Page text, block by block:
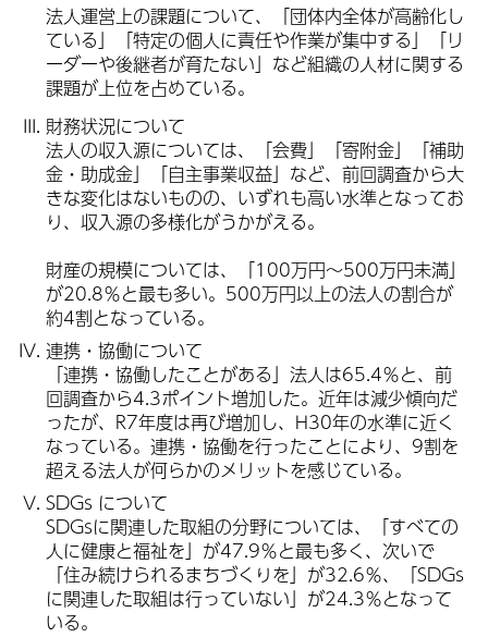
法人運営上の課題について、「団体内全体が高齢化し
ている」「特定の個人に責任や作業が集中する」「リ
ーダーや後継者が育たない」など組織の人材に関する
課題が上位を占めている。
財務状況について
法人の収入源については、「会費」「寄附金」「補助
金・助成金」「自主事業収益」など、前回調査から大
きな変化はないものの、いずれも高い水準となってお
り、収入源の多様化がうかがえる。
財産の規模については、「100万円～500万円未満」
が20.8％と最も多い。500万円以上の法人の割合が
約4割となっている。
連携・協働について
「連携・協働したことがある」法人は65.4％と、前
回調査から4.3ポイント増加した。近年は減少傾向だ
ったが、R7年度は再び増加し、H30年の水準に近く
なっている。連携・協働を行ったことにより、9割を
超える法人が何らかのメリットを感じている。
SDGs について
SDGsに関連した取組の分野については、「すべての
人に健康と福祉を」が47.9％と最も多く、次いで
「住み続けられるまちづくりを」が32.6％、「SDGs
に関連した取組は行っていない」が24.3％となって
いる。